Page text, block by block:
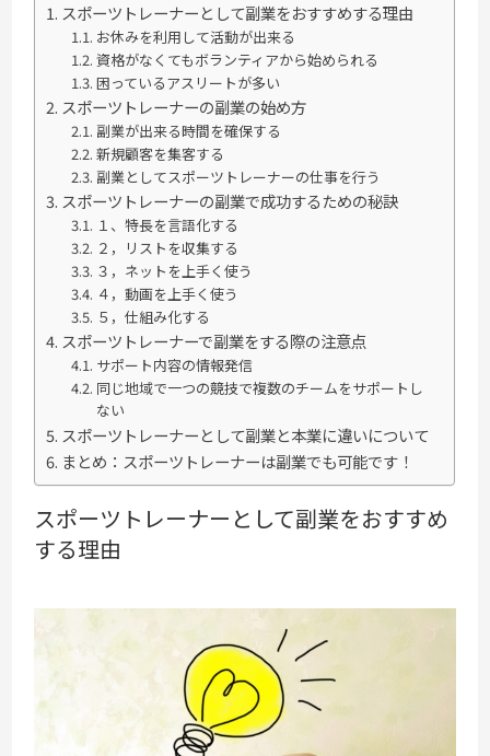
スポーツトレーナーとして副業をおすすめする理由
お休みを利用して活動が出来る
資格がなくてもボランティアから始められる
困っているアスリートが多い
スポーツトレーナーの副業の始め方
副業が出来る時間を確保する
新規顧客を集客する
副業としてスポーツトレーナーの仕事を行う
スポーツトレーナーの副業で成功するための秘訣
１、特長を言語化する
２，リストを収集する
３，ネットを上手く使う
４，動画を上手く使う
５，仕組み化する
スポーツトレーナーで副業をする際の注意点
サポート内容の情報発信
同じ地域で一つの競技で複数のチームをサポートし
ない
スポーツトレーナーとして副業と本業に違いについて
まとめ：スポーツトレーナーは副業でも可能です！
スポーツトレーナーとして副業をおすすめ
する理由